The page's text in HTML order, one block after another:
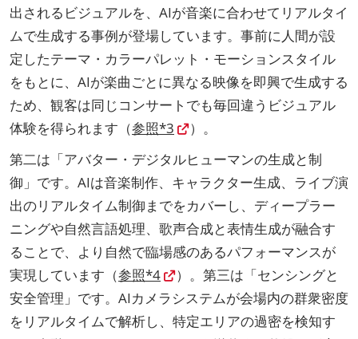
出されるビジュアルを、AIが音楽に合わせてリアルタイ
ムで生成する事例が登場しています。事前に人間が設
定したテーマ・カラーパレット・モーションスタイル
をもとに、AIが楽曲ごとに異なる映像を即興で生成する
ため、観客は同じコンサートでも毎回違うビジュアル
体験を得られます（参照*3
）。
第二は「アバター・デジタルヒューマンの生成と制
御」です。AIは音楽制作、キャラクター生成、ライブ演
出のリアルタイム制御までをカバーし、ディープラー
ニングや自然言語処理、歌声合成と表情生成が融合す
ることで、より自然で臨場感のあるパフォーマンスが
実現しています（参照*4
）。第三は「センシングと
安全管理」です。AIカメラシステムが会場内の群衆密度
をリアルタイムで解析し、特定エリアの過密を検知す